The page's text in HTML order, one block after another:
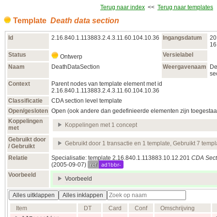
Terug naar index << Terug naar templates
Template Death data section
Id 2.16.840.1.113883.2.4.3.11.60.104.10.36 Ingangsdatum
Status
Ontwerp
Versielabel
Naam
DeathDataSection Weergavenaam
Context
Parent nodes van template element met id
2.16.840.1.113883.2.4.3.11.60.104.10.36
Classificatie
CDA section level template
Open/gesloten Open (ook andere dan gedefinieerde elementen zijn
Koppelingen
met
Koppelingen met 1 concept
Gebruikt door
/ Gebruikt
Gebruikt door 1 transactie en 1 template, Gebruikt 7
Relatie Specialisatie: template 2.16.840.1.113883.10.12.201 CDA
(2005‑09‑07)
ref ad1bbr-
Voorbeeld
Voorbeeld
Alles uitklappen
Alles inklappen
Item
DT Card Conf
Omschrijving